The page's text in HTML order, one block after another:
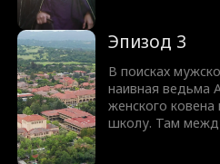
парень ослеп из-
предлагает
зрение, а Нейт
Но юную ведьму
ведь спать
что она думала!
Эпизод 3
В поисках
наивная ведьма
женского
школу. Там